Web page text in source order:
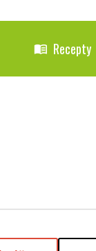
menu_book Recepty